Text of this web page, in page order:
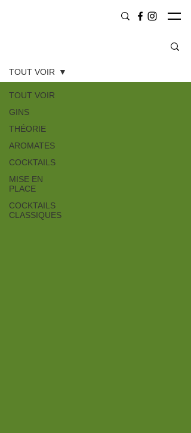
TOUT VOIR
GINS
THÉORIE
AROMATES
COCKTAILS
MISE EN
PLACE
COCKTAILS
CLASSIQUES
TOUT VOIR